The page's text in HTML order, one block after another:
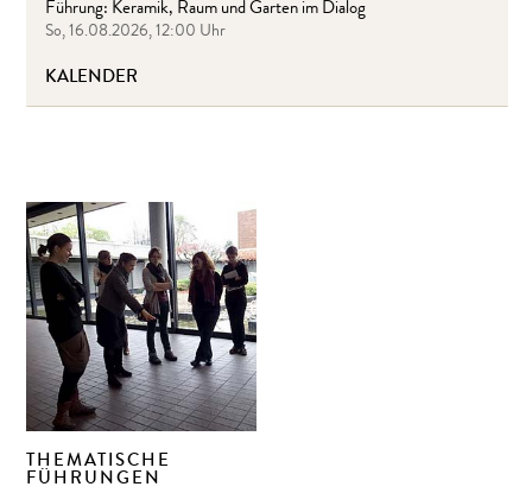
Führung: Keramik, Raum und Garten im Dialog
So, 16.08.2026, 12:00 Uhr
KALENDER
THEMATISCHE
FÜHRUNGEN